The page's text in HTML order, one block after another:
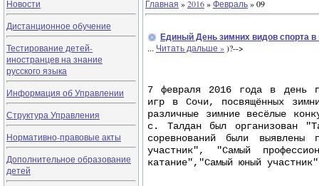
Новости
Дистанционное обучение
Тестирование детей-
иностранцев на знание
русского языка
Информация об Управлении
Структура Управления
Нормативно-правовые акты
Дополнительное образование
детей
Главная »2016»Февраль»09
Единый День зимних видов спорта
... Читать дальше »)?-->
7 февраля 2016 года в день
игр в Сочи, посвящённых
различные зимние весёлые
с. Талдан был организован
соревнований были выявлены
участник", "Самый
катание","Самый юный